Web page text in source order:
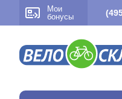
Мои
бонусы